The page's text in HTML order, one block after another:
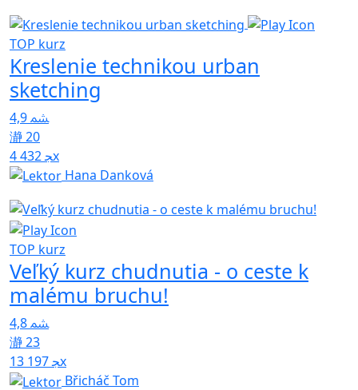
TOP kurz
Kreslenie technikou urban
sketching
4,9
20
4 432x
Hana Danková
TOP kurz
Veľký kurz chudnutia - o ceste k
malému bruchu!
4,8
23
13 197x
Břicháč Tom